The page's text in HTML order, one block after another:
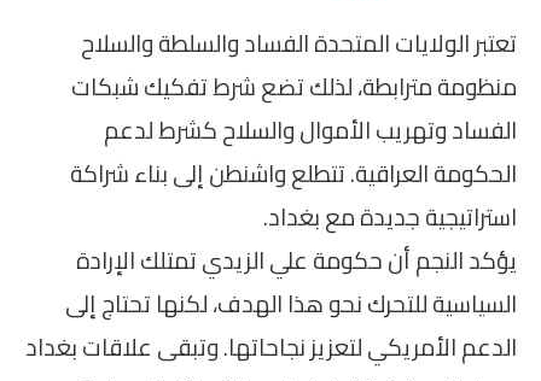
تعتبر الولايات المتحدة الفساد والسلطة والسلاح
منظومة مترابطة، لذلك تضع شرط تفكيك شبكات
الفساد وتهريب الأموال والسلاح كشرط لدعم
الحكومة العراقية. تتطلع واشنطن إلى بناء شراكة
استراتيجية جديدة مع بغداد.
يؤكد النجم أن حكومة علي الزيدي تمتلك الإرادة
السياسية للتحرك نحو هذا الهدف، لكنها تحتاج إلى
الدعم الأمريكي لتعزيز نجاحاتها. وتبقى علاقات بغداد